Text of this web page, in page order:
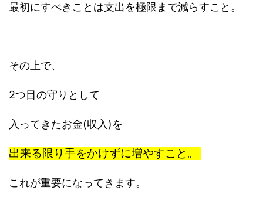
最初にすべきことは支出を極限まで減らすこと。
その上で、
2つ目の守りとして
入ってきたお金(収入)を
出来る限り手をかけずに増やすこと。
これが重要になってきます。